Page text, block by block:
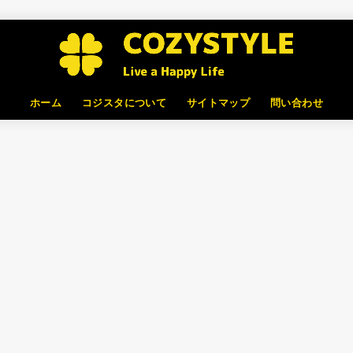
ホーム コジスタについて サイトマップ 問い合わせ